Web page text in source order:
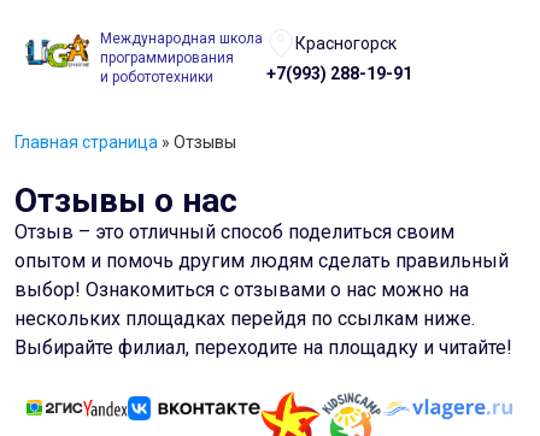
Международная школа
программирования
и робототехники
Красногорск
+7(993) 288-19-91
Главная страница » Отзывы
Отзывы о нас
Отзыв – это отличный способ поделиться своим
опытом и помочь другим людям сделать правильный
выбор! Ознакомиться с отзывами о нас можно на
нескольких площадках перейдя по ссылкам ниже.
Выбирайте филиал, переходите на площадку и читайте!